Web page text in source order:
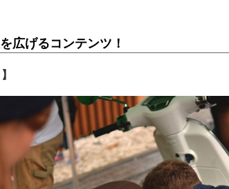
広げるコンテンツ！